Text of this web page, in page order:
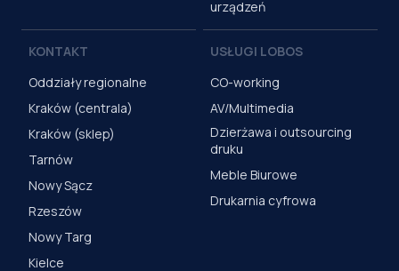
urządzeń
KONTAKT
Oddziały regionalne
Kraków (centrala)
Kraków (sklep)
Tarnów
Nowy Sącz
Rzeszów
Nowy Targ
Kielce
USŁUGI LOBOS
CO-working
AV/Multimedia
Dzierżawa i outsourcing
druku
Meble Biurowe
Drukarnia cyfrowa